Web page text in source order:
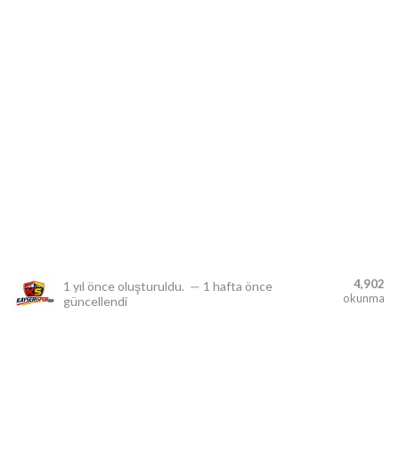
1 yıl önce oluşturuldu. — 1 hafta önce
güncellendi
4,902
okunma